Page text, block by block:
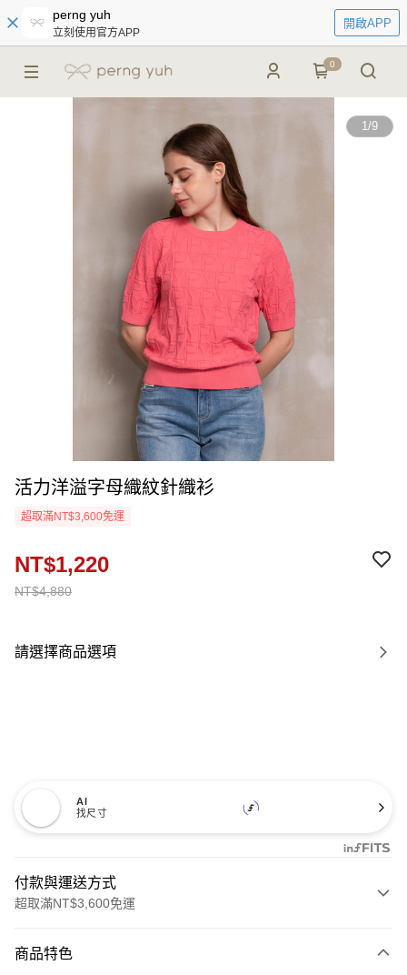
perng yuh
立刻使用官方APP
開啟APP
0
1/9
活力洋溢字母織紋針織衫
超取滿NT$3,600免運
NT$4,880
NT$1,220
請選擇商品選項
AI
找尺寸
付款與運送方式
超取滿NT$3,600免運
信用卡一次付款
商品特色